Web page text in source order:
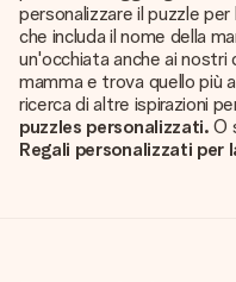
personalizzare il puzzle
che includa il nome della
un'occhiata anche ai nostri
mamma e trova quello più
ricerca di altre ispirazioni
puzzles personalizzati. O
Regali personalizzati per